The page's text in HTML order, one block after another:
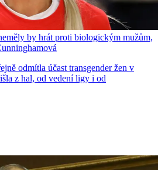
by hrát proti biologickým mužům,
odmítla účast transgender žen v
z hal, od vedení ligy i od